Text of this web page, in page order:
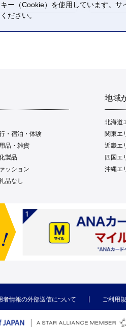
・宿泊・体験
品・雑貨
製品
ッション
品なし
地域
北海道
関東エ
近畿エ
四国エ
沖縄エ
者情報の外部送信について ご利用
ー（Cookie）を使用しています。
ださい。